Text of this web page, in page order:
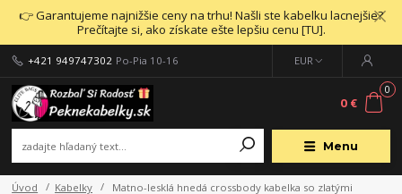
👉 Garantujeme najnižšie ceny na trhu! Našli ste kabelku lacnejšie?
Prečítajte si, ako získate ešte lepšiu cenu [TU].
Menu
EUR
+421 949747302 Po-Pia 10-16
0
0 €
Úvod Kabelky
Matno-lesklá hnedá crossbody kabelka so zlatými